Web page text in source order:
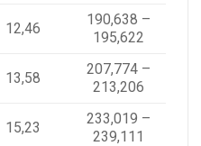
12,46
190,638 –
195,622
13,58
207,774 –
213,206
15,23
233,019 –
239,111